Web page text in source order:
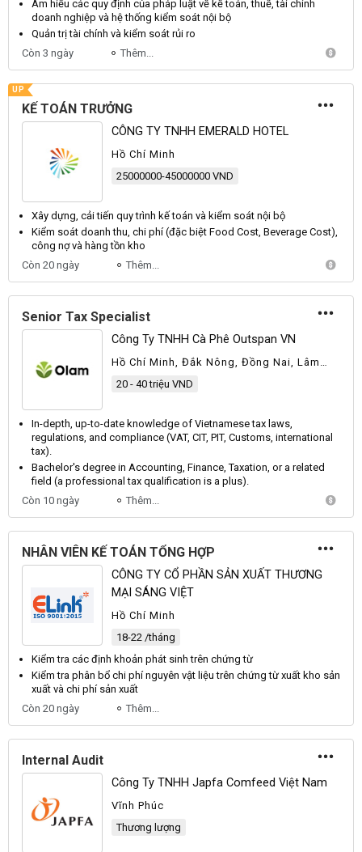
Am hiểu các quy định của pháp luật về kế toán, thuế, tài chính
doanh nghiệp và hệ thống kiểm soát nội bộ
Quản trị tài chính và kiểm soát rủi ro
Còn 3 ngày
Thêm...
UP
KẾ TOÁN TRƯỞNG
CÔNG TY TNHH EMERALD HOTEL
Hồ Chí Minh
25000000-45000000 VND
Xây dựng, cải tiến quy trình kế toán và kiểm soát nội bộ
Kiểm soát doanh thu, chi phí (đặc biệt Food Cost, Beverage Cost),
công nợ và hàng tồn kho
Còn 20 ngày
Thêm...
Senior Tax Specialist
Công Ty TNHH Cà Phê Outspan VN
Hồ Chí Minh, Đắk Nông, Đồng Nai, Lâm
20 - 40 triệu VND
In-depth, up-to-date knowledge of Vietnamesetax laws,
regulations, and compliance (VAT, CIT, PIT, Customs, international
tax).
Bachelor's degree in Accounting, Finance,Taxation, or a related
field (a professional tax qualification is a plus).
Còn 10 ngày
Thêm...
NHÂN VIÊN KẾ TOÁN TỔNG HỢP
CÔNG TY CỔ PHẦN SẢN XUẤT THƯƠNG
MẠI SÁNG VIỆT
Hồ Chí Minh
18-22 /tháng
Kiểm tra các định khoản phát sinh trên chứng từ
Kiểm tra phân bổ chi phí nguyên vật liệu trên chứng từ xuất kho sản
xuất và chi phí sản xuất
Còn 20 ngày
Thêm...
Internal Audit
Công Ty TNHH Japfa Comfeed Việt Nam
Vĩnh Phúc
Thương lượng